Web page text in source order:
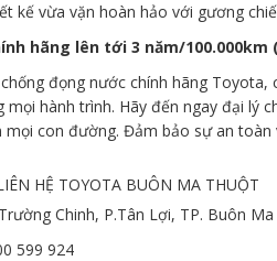
kế vừa vặn hoàn hảo với gương
hãng lên tới 3 năm/
đọng nước chính hãng
mọi hành trình. Hãy đến ngay đại lý
mọi con đường. Đảm bảo sự an
HỆ TOYOTA BUÔN MA THUỘT
Chinh, P.Tân Lợi, TP. Buôn
599 924